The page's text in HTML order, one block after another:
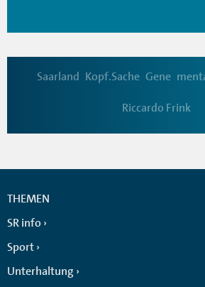
Saarland Kopf.Sache Gene
Riccardo Frink
THEMEN
SR info
Sport
Unterhaltung